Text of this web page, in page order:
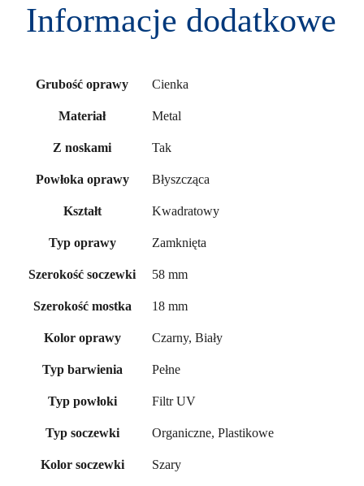
Informacje dodatkowe
Grubość oprawy Cienka
Materiał Metal
Z noskami Tak
Powłoka oprawy Błyszcząca
Kształt Kwadratowy
Typ oprawy Zamknięta
Szerokość soczewki 58 mm
Szerokość mostka 18 mm
Kolor oprawy Czarny, Biały
Typ barwienia Pełne
Typ powłoki Filtr UV
Typ soczewki Organiczne, Plastikowe
Kolor soczewki Szary